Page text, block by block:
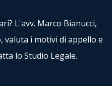
L'avv. Marco Bianucci,
valuta i motivi di appello e
lo Studio Legale.